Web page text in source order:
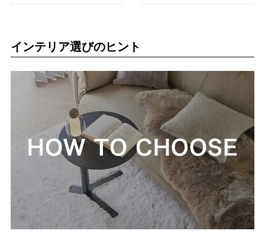
インテリア選びのヒント